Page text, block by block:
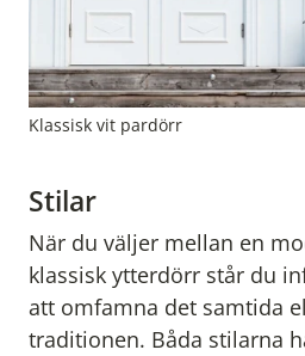
Klassisk vit pardörr
Stilar
När du väljer mellan en
klassisk ytterdörr står du
att omfamna det samtida
traditionen. Båda stilarna